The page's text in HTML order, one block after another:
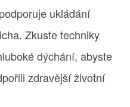
ukládání
Zkuste techniky
dýchání, abyste
zdravější životní